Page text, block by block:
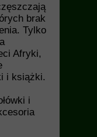
brak
Tylko
Afryki,
i książki.
i